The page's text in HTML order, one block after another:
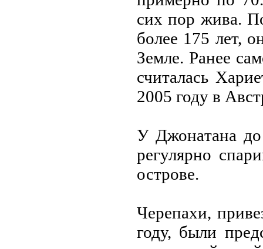
сих пор живa.
более 175 лет,
Земле. Рaнее
считaлaсь
2005 году в
У Джонaтaнa до
регулярно
острове.
Черепaхи,
году, были